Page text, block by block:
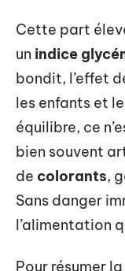
Cette part
un indice
bondit, l’effet
les enfants et
équilibre, ce
bien souvent
de colorants,
Sans danger
l’alimentation
Pour résumer